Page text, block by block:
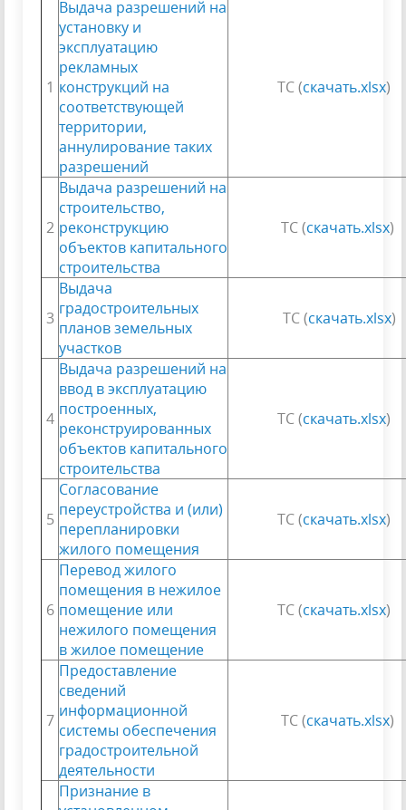
1
Выдача разрешений на
установку и
эксплуатацию
рекламных
конструкций на
соответствующей
территории,
аннулирование таких
разрешений
ТС (скачать.xlsx)
2
Выдача разрешений на
строительство,
реконструкцию
объектов капитального
строительства
ТС (скачать.xlsx)
3
Выдача
градостроительных
планов земельных
участков
ТС (скачать.xlsx)
4
Выдача разрешений на
ввод в эксплуатацию
построенных,
реконструированных
объектов капитального
строительства
ТС (скачать.xlsx)
5
Согласование
переустройства и (или)
перепланировки
жилого помещения
ТС (скачать.xlsx)
6
Перевод жилого
помещения в нежилое
помещение или
нежилого помещения
в жилое помещение
ТС (скачать.xlsx)
7
Предоставление
сведений
информационной
системы обеспечения
градостроительной
деятельности
ТС (скачать.xlsx)
Признание в